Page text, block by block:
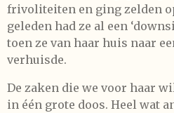
frivoliteiten en ging zelden
geleden had ze al een
toen ze van haar huis naar
verhuisde.
De zaken die we voor haar
in één grote doos. Heel wat